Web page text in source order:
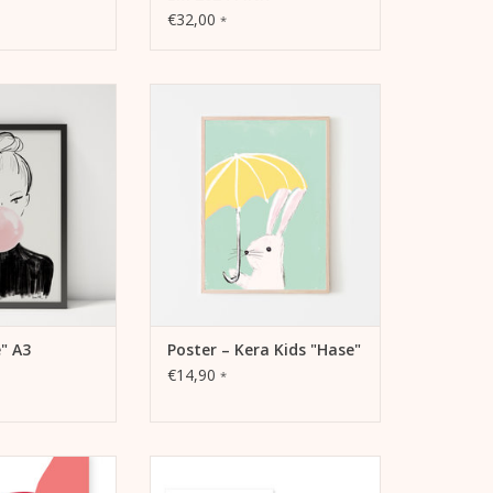
€32,00 *
DinA3-
für viele
bedruckt
in Plastikhülle,
HINZUFÜGEN
A3
- im praktischen DinA3-
Bilderrahmen
- einseitig bedruckt
- Lieferung mit unbedrucktem
Karton hinterlegt in Plastikhülle,
ohne Bilderrahmen
ZUM WARENKORB HINZUFÜGEN
Poster – Kera Kids "Hase"
€14,90 *
Amalfi"
Kera Till für